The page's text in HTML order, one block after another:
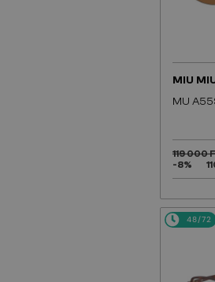
MIU
MU
119 000
-8%
48/72